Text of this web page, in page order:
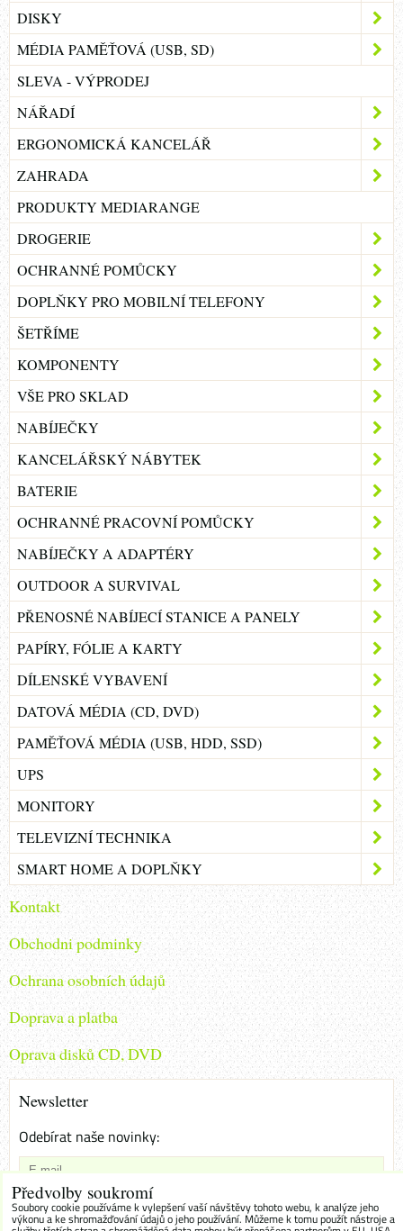
DISKY
MÉDIA PAMĚŤOVÁ (USB, SD)
SLEVA - VÝPRODEJ
NÁŘADÍ
ERGONOMICKÁ KANCELÁŘ
ZAHRADA
PRODUKTY MEDIARANGE
DROGERIE
OCHRANNÉ POMŮCKY
DOPLŇKY PRO MOBILNÍ TELEFONY
ŠETŘÍME
KOMPONENTY
VŠE PRO SKLAD
NABÍJEČKY
KANCELÁŘSKÝ NÁBYTEK
BATERIE
OCHRANNÉ PRACOVNÍ POMŮCKY
NABÍJEČKY A ADAPTÉRY
OUTDOOR A SURVIVAL
PŘENOSNÉ NABÍJECÍ STANICE A PANELY
PAPÍRY, FÓLIE A KARTY
DÍLENSKÉ VYBAVENÍ
DATOVÁ MÉDIA (CD, DVD)
PAMĚŤOVÁ MÉDIA (USB, HDD, SSD)
UPS
MONITORY
TELEVIZNÍ TECHNIKA
SMART HOME A DOPLŇKY
Kontakt
Obchodni podminky
Ochrana osobních údajů
Doprava a platba
Oprava disků CD, DVD
Newsletter
Odebírat naše novinky:
Chci se přihlásit k odběru novinek e-mailem
Předvolby soukromí
Soubory cookie používáme k vylepšení vaší návštěvy tohoto webu, k analýze jeho
výkonu a ke shromažďování údajů o jeho používání. Můžeme k tomu použít nástroje a